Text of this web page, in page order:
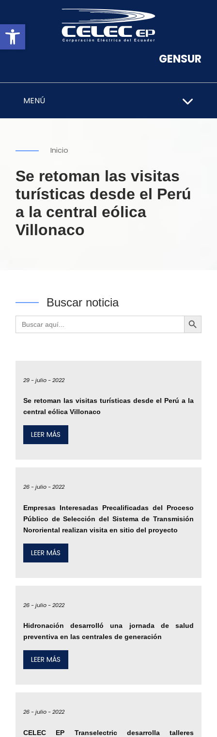
Abrir barra de herramientas
GENSUR
MENÚ
Inicio
Se retoman las visitas
turísticas desde el Perú
a la central eólica
Villonaco
Buscar noticia
Buscar: Botón de búsqueda
29 -julio -2022
Se retoman las visitas turísticas desde el Perú a la
central eólica Villonaco
LEER MÁS
26 -julio -2022
Empresas Interesadas Precalificadas del Proceso
Público de Selección del Sistema de Transmisión
Nororiental realizan visita en sitio del proyecto
LEER MÁS
26 -julio -2022
Hidronación desarrolló una jornada de salud
preventiva en las centrales de generación
LEER MÁS
26 -julio -2022
CELEC EP Transelectric desarrolla talleres